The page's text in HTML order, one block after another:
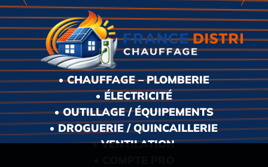
CHAUFFAGE – PLOMBERIE
ÉLECTRICITÉ
OUTILLAGE / ÉQUIPEMENTS
DROGUERIE / QUINCAILLERIE
VENTILATION